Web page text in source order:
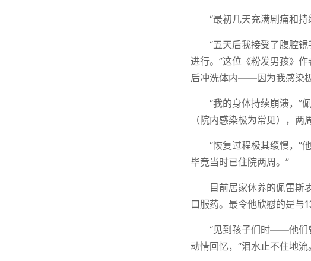
“最初几天充满剧痛和
“五天后我接受了腹腔
进行。”这位《粉发男孩》
后冲洗体内——因为我感染极
“我的身体持续崩溃，”
（院内感染极为常见），两
“恢复过程极其缓慢，”
毕竟当时已住院两周。”
目前居家休养的佩雷斯
口服药。最令他欣慰的是与
“见到孩子们时——他们
动情回忆，“泪水止不住地